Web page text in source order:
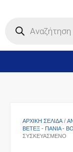
search
ΑΡΧΙΚΉ ΣΕΛΊΔΑ /
ΒΕΤΈΞ - ΠΑΝΙΆ -
ΣΥΣΚΕΥΑΣΜΈΝΟ